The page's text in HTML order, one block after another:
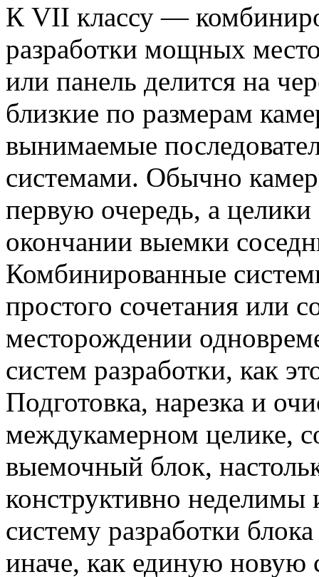
К VII классу —
разработки мощных
или панель делится на
близкие по размерам
вынимаемые
системами. Обычно
первую очередь, а
окончании выемки
Комбинированные
простого сочетания или
месторождении
систем разработки, как
Подготовка, нарезка и
междукамерном целике,
выемочный блок,
конструктивно неделимы
систему разработки
иначе, как единую новую